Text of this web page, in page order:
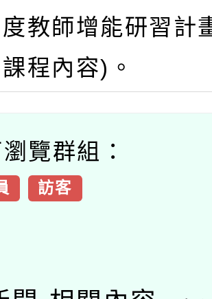
度教師增能研習計
課程內容)。
覽群組：
訪客